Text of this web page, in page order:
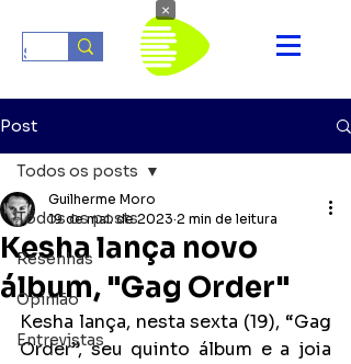
Post
Todos os posts
Resenhas
Opinião
Entrevistas
Todos os posts
Kesha lança novo
álbum, "Gag Order"
Guilherme Moro
19 de mai. de 2023 2 min de leitura
Kesha lança, nesta sexta (19), “Gag
Order”, seu quinto álbum e a joia
×